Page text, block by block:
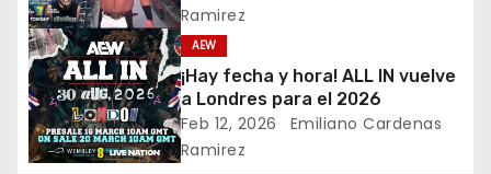
d
e
e
n
campeonato mundial de AEW
Ramirez
AEW
¡Hay fecha y hora! ALL IN vuelve
a Londres para el 2026
Feb 12, 2026
Emiliano Cardenas
Ramirez